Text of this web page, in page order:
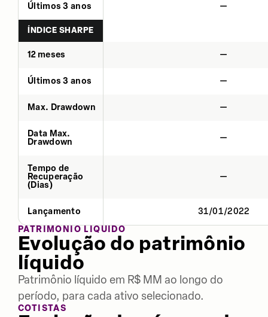
Últimos 3 anos —
ÍNDICE SHARPE
12 meses —
Últimos 3 anos —
Max. Drawdown —
Data Max.
Drawdown
—
Tempo de
Recuperação
(Dias)
—
Lançamento
31/01/2022
PATRIMÔNIO LÍQUIDO
Evolução do patrimônio
líquido
Patrimônio líquido em R$ MM ao longo do
período, para cada ativo selecionado.
COTISTAS